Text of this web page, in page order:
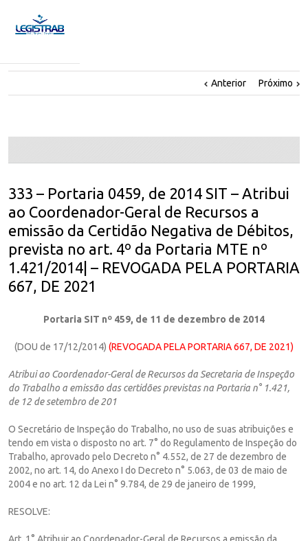
Anterior Próximo
333 – Portaria 0459, de 2014 SIT – Atribui
ao Coordenador-Geral de Recursos a
emissão da Certidão Negativa de Débitos,
prevista no art. 4º da Portaria MTE nº
1.421/2014| – REVOGADA PELA PORTARIA
667, DE 2021
Portaria SIT nº 459, de 11 de dezembro de 2014
(DOU de 17/12/2014) (REVOGADA PELA PORTARIA 667, DE 2021)
Atribui ao Coordenador-Geral de Recursos da Secretaria de Inspeção
do Trabalho a emissão das certidões previstas na Portaria n° 1.421,
de 12 de setembro de 201
O Secretário de Inspeção do Trabalho, no uso de suas atribuições e
tendo em vista o disposto no art. 7° do Regulamento de Inspeção do
Trabalho, aprovado pelo Decreto n° 4.552, de 27 de dezembro de
2002, no art. 14, do Anexo I do Decreto n° 5.063, de 03 de maio de
2004 e no art. 12 da Lei n° 9.784, de 29 de janeiro de 1999,
RESOLVE:
Art. 1° Atribuir ao Coordenador-Geral de Recursos a emissão da